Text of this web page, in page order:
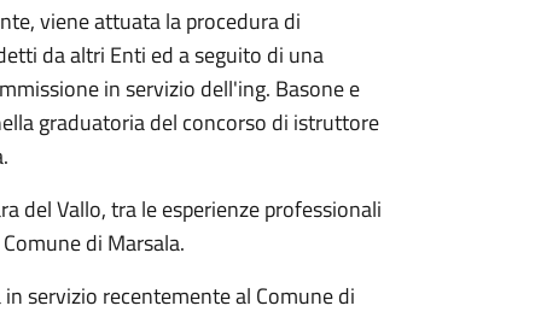
viene attuata la procedura di
da altri Enti ed a seguito di una
in servizio dell'ing. Basone e
graduatoria del concorso di istruttore
del Vallo, tra le esperienze professionali
di Marsala.
servizio recentemente al Comune di